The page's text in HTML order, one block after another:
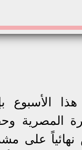
الأسبوع
المصرية
على